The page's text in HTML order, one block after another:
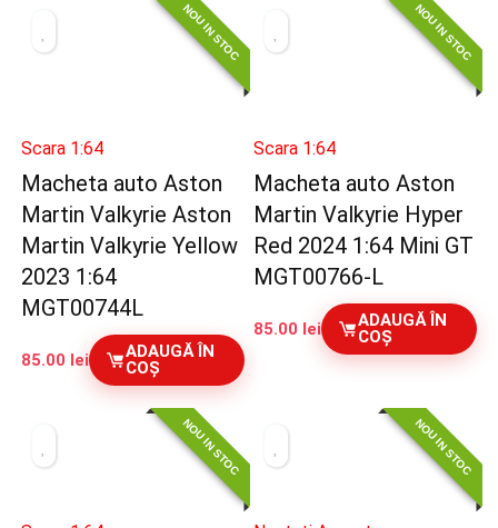
NOU IN STOC
Scara 1:64
Macheta auto Aston
Martin Valkyrie Aston
Martin Valkyrie Yellow
2023 1:64
MGT00744L
85.00 lei
ADAUGĂ ÎN
COȘ
NOU IN STOC
Scara 1:64
Macheta auto Aston
Martin Valkyrie Hyper
Red 2024 1:64 Mini GT
MGT00766-L
85.00 lei
ADAUGĂ ÎN
COȘ
NOU IN STOC NOU IN STOC